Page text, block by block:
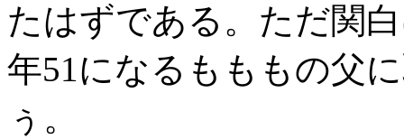
たはずである。ただ関
年51になるもももの父
ぅ。